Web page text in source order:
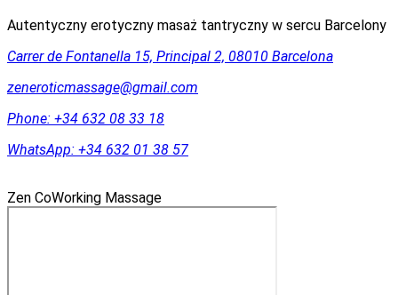
Autentyczny erotyczny masaż tantryczny w sercu Barcelony
Carrer de Fontanella 15, Principal 2, 08010 Barcelona
zeneroticmassage@gmail.com
Phone: +34 632 08 33 18
WhatsApp: +34 632 01 38 57
Zen CoWorking Massage